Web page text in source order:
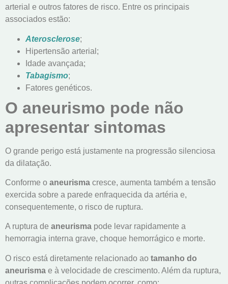
arterial e outros fatores de risco. Entre os principais
associados estão:
Aterosclerose;
Hipertensão arterial;
Idade avançada;
Tabagismo;
Fatores genéticos.
O aneurismo pode não
apresentar sintomas
O grande perigo está justamente na progressão silenciosa
da dilatação.
Conforme o aneurisma cresce, aumenta também a tensão
exercida sobre a parede enfraquecida da artéria e,
consequentemente, o risco de ruptura.
A ruptura de aneurisma pode levar rapidamente a
hemorragia interna grave, choque hemorrágico e morte.
O risco está diretamente relacionado ao tamanho do
aneurisma e à velocidade de crescimento. Além da ruptura,